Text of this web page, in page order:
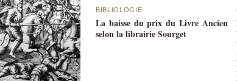
BIBLIOLOGIE
La baisse du prix du Livre Ancien
selon la librairie Sourget